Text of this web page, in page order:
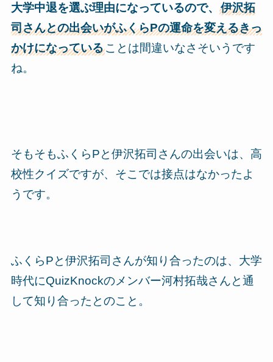
大学中退を選ぶ理由になっているので、 伊沢拓
司さんとの出会いがふくらPの運命を変えるきっ
かけになっていることは間違いなさそいうです
ね。
そもそもふくらPと伊沢拓司さんの出会いは、高
校性クイズですが、そこでは接点はなかったよ
うです。
ふくらPと伊沢拓司さんが知り合ったのは、大学
時代にQuizKnockのメンバー河村拓哉さんと通
して知り合ったとのこと。